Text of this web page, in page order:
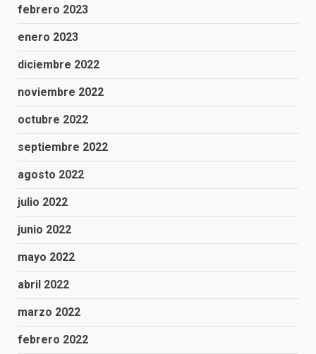
febrero 2023
enero 2023
diciembre 2022
noviembre 2022
octubre 2022
septiembre 2022
agosto 2022
julio 2022
junio 2022
mayo 2022
abril 2022
marzo 2022
febrero 2022